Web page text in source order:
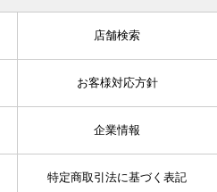
店舗検索
お客様対応方針
企業情報
特定商取引法に基づく表記